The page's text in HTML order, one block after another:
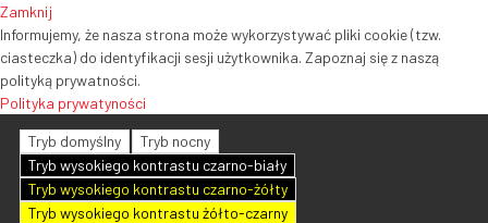
Zamknij
Informujemy, że nasza strona może wykorzystywać pliki cookie (tzw.
ciasteczka) do identyfikacji sesji użytkownika. Zapoznaj się z naszą
polityką prywatności.
Polityka prywatyności
Tryb domyślny
Tryb nocny
Tryb wysokiego kontrastu czarno-biały
Tryb wysokiego kontrastu czarno-żółty
Tryb wysokiego kontrastu żółto-czarny